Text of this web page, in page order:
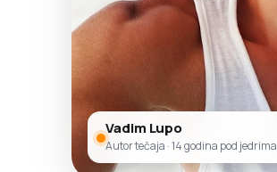
Vadim Lupo
Autor tečaja · 14 godina pod jedrima